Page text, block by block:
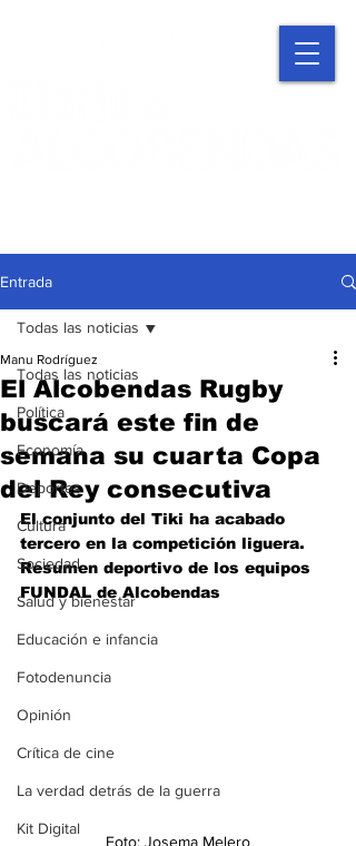
Entrada
Todas las noticias
Política
Economía
Deportes
Cultura
Sociedad
Salud y bienestar
Educación e infancia
Fotodenuncia
Opinión
Crítica de cine
La verdad detrás de la guerra
Kit Digital
Todas las noticias
El Alcobendas Rugby
buscará este fin de
semana su cuarta Copa
del Rey consecutiva
Manu Rodríguez
El conjunto del Tiki ha acabado
tercero en la competición liguera.
Resumen deportivo de los equipos
FUNDAL de Alcobendas
Foto: Josema Melero